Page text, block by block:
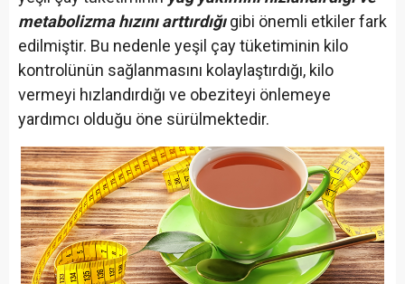
metabolizma hızını arttırdığıgibi önemli etkiler fark
edilmiştir. Bu nedenle yeşil çay tüketiminin kilo
kontrolünün sağlanmasını kolaylaştırdığı, kilo
vermeyi hızlandırdığı ve obeziteyi önlemeye
yardımcı olduğu öne sürülmektedir.